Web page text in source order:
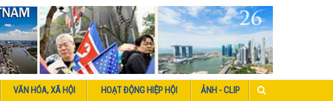
VĂN HÓA, XÃ HỘI HOẠT ĐỘNG HIỆP HỘI ẢNH - CLIP